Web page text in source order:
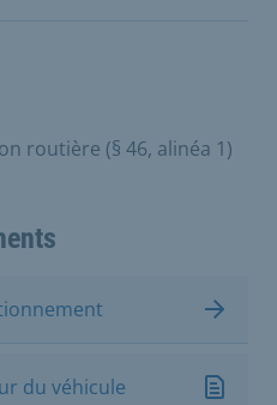
routière (§ 46, alinéa 1)
du véhicule